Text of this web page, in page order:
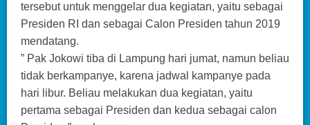
tersebut untuk menggelar dua kegiatan, yaitu sebagai
Presiden RI dan sebagai Calon Presiden tahun 2019
mendatang.
” Pak Jokowi tiba di Lampung hari jumat, namun beliau
tidak berkampanye, karena jadwal kampanye pada
hari libur. Beliau melakukan dua kegiatan, yaitu
pertama sebagai Presiden dan kedua sebagai calon